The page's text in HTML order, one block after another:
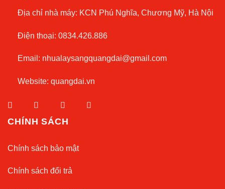
Địa chỉ nhà máy: KCN Phú Nghĩa, Chương Mỹ, Hà Nội
Điện thoại: 0834.426.886
Email: nhualaysangquangdai@gmail.com
Website: quangdai.vn
CHÍNH SÁCH
Chính sách bảo mật
Chính sách đổi trả